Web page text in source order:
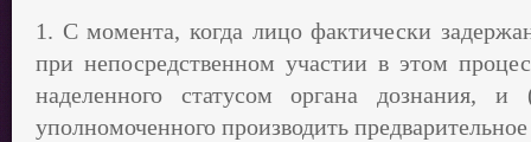
1. С момента, когда лицо фактически
при непосредственном участии в этом
наделенного статусом органа дознания,
уполномоченного производить